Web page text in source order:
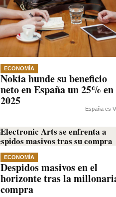
ECONOMÍA
Nokia hunde su beneficio
neto en España un 25% en
2025
España es
ECONOMÍA
Despidos masivos en el
horizonte tras la
compra